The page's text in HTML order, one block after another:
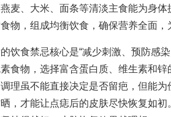
、大米、面条等清淡主食能为身体
物，组成均衡饮食，确保营养全面，
食禁忌核心是“减少刺激、预防感染
食物，选择富含蛋白质、维生素和
理虽不能直接决定是否留疤，但能为
，才能让点痣后的皮肤尽快恢复如